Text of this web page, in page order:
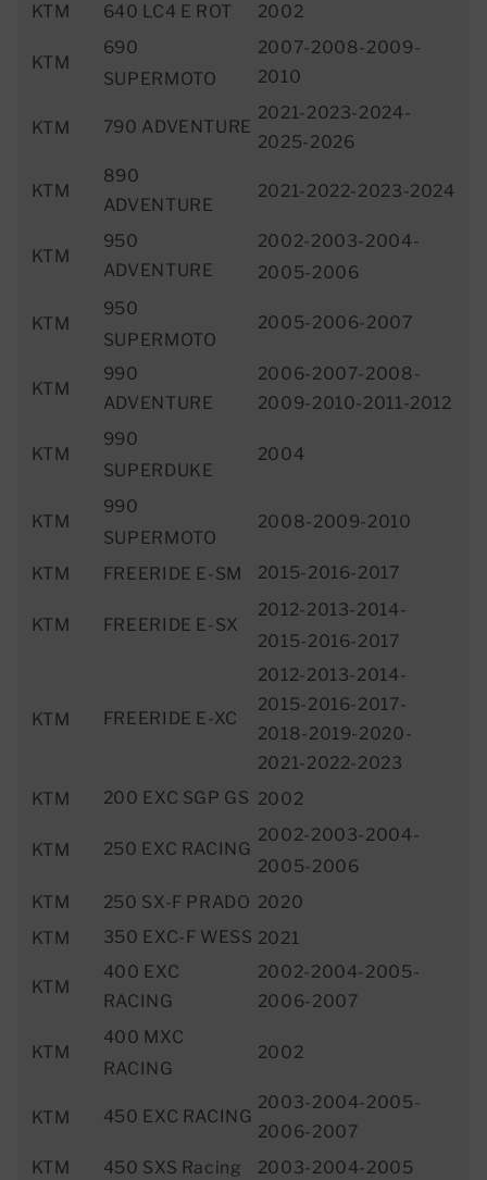
KTM 640 LC4 E ROT 2002
KTM
690
SUPERMOTO
2007-2008-2009-
2010
KTM 790 ADVENTURE
2021-2023-2024-
2025-2026
KTM
890
ADVENTURE
2021-2022-2023-2024
KTM
950
ADVENTURE
2002-2003-2004-
2005-2006
KTM
950
SUPERMOTO
2005-2006-2007
KTM
990
ADVENTURE
2006-2007-2008-
2009-2010-2011-2012
KTM
990
SUPERDUKE
2004
KTM
990
SUPERMOTO
2008-2009-2010
KTM FREERIDE E-SM 2015-2016-2017
KTM FREERIDE E-SX
2012-2013-2014-
2015-2016-2017
KTM FREERIDE E-XC
2012-2013-2014-
2015-2016-2017-
2018-2019-2020-
2021-2022-2023
KTM
200 EXC SGP GS 2002
KTM 250 EXC RACING
2002-2003-2004-
2005-2006
KTM
250 SX-F PRADO 2020
KTM
350 EXC-F WESS 2021
KTM
400 EXC
RACING
2002-2004-2005-
2006-2007
KTM
400 MXC
RACING
2002
KTM 450 EXC RACING
2003-2004-2005-
2006-2007
KTM
450 SXS Racing
2003-2004-2005